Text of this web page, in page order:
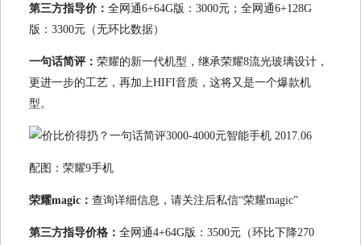
第三方指导价： 全网通6+64G版：3000元；全网通6+128G
版：3300元（无环比数据）
一句话简评： 荣耀的新一代机型，继承荣耀8流光玻璃设计，
更进一步的工艺，再加上HIFI音质，这将又是一个爆款机
型。
配图：荣耀9手机
荣耀magic： 查询详细信息，请关注后私信“荣耀magic”
第三方指导价格： 全网通4+64G版：3500元（环比下降270